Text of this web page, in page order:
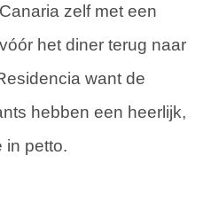
zelf met een
het diner terug naar
want de
hebben een heerlijk,
in petto.